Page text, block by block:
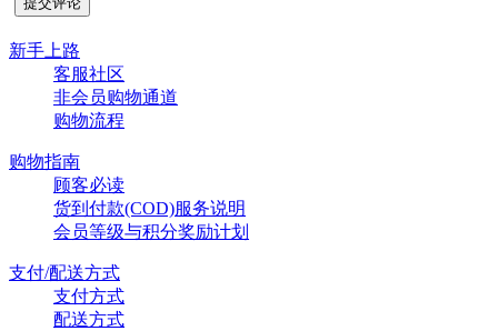
新手上路
客服社区
非会员购物通道
购物流程
购物指南
顾客必读
货到付款(COD)服务说明
会员等级与积分奖励计划
支付/配送方式
支付方式
配送方式